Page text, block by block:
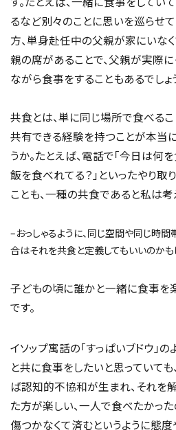
るなど別々のことに思いを巡らせ
方、単身赴任中の父親が家にいな
親の席があることで、父親が実際
ながら食事をすることもあるでしょ
共食とは、単に同じ場所で食べる
共有できる経験を持つことが本当
うか。たとえば、電話で「今日は何を
飯を食べれてる？」といったやり取
ことも、一種の共食であると私は考
–おっしゃるように、同じ空間や同じ時
合はそれを共食と定義してもいいのかも
子どもの頃に誰かと一緒に食事を
です。
イソップ寓話の「すっぱいブドウ」
と共に食事をしたいと思っていて
ば認知的不協和が生まれ、それを
た方が楽しい、一人で食べたかっ
傷つかなくて済むというように態